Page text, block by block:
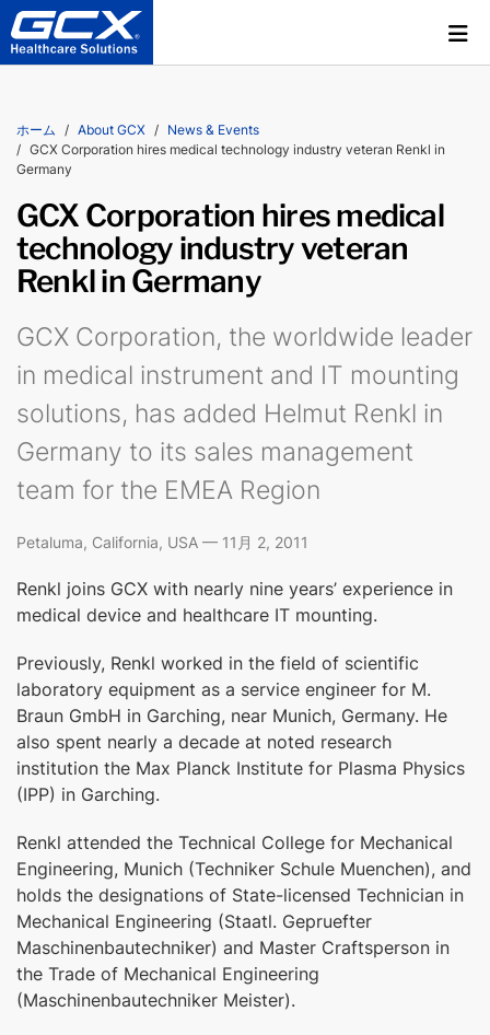
ホーム About GCX
News & Events
GCX Corporation hires medical technology industry veteran Renkl in
Germany
GCX Corporation hires medical
technology industry veteran
Renkl in Germany
GCX Corporation, the worldwide leader
in medical instrument and IT mounting
solutions, has added Helmut Renkl in
Germany to its sales management
team for the EMEA Region
Petaluma, California, USA — 11月 2, 2011
Renkl joins GCX with nearly nine years’ experience in
medical device and healthcare IT mounting.
Previously, Renkl worked in the field of scientific
laboratory equipment as a service engineer for M.
Braun GmbH in Garching, near Munich, Germany. He
also spent nearly a decade at noted research
institution the Max Planck Institute for Plasma Physics
(IPP) in Garching.
Renkl attended the Technical College for Mechanical
Engineering, Munich (Techniker Schule Muenchen), and
holds the designations of State-licensed Technician in
Mechanical Engineering (Staatl. Gepruefter
Maschinenbautechniker) and Master Craftsperson in
the Trade of Mechanical Engineering
(Maschinenbautechniker Meister).